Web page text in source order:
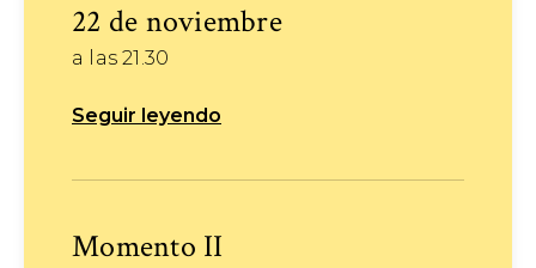
22 de noviembre
a las 21.30
Seguir leyendo
Momento II